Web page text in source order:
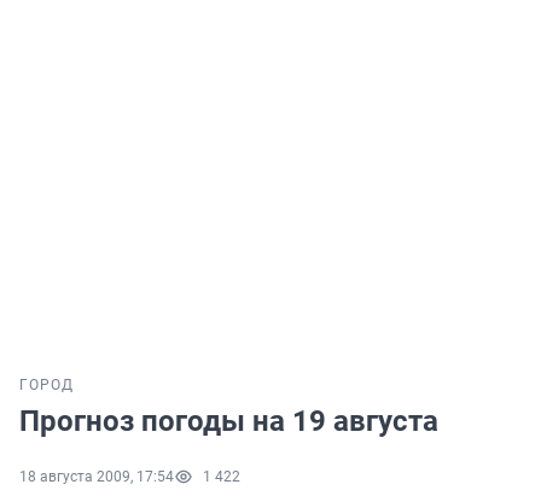
ГОРОД
Прогноз погоды на 19 августа
18 августа 2009, 17:54 1 422